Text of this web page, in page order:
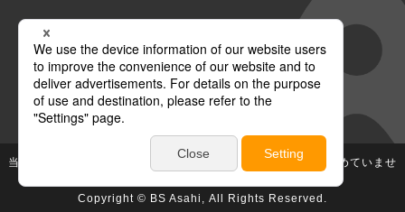
グループ会社
テレビ朝日 テレ朝チャンネル
当社が著作権、著作隣接権を有する放送番組等の無断利用は認めていませ
ん。
Copyright © BS Asahi, All Rights Reserved.